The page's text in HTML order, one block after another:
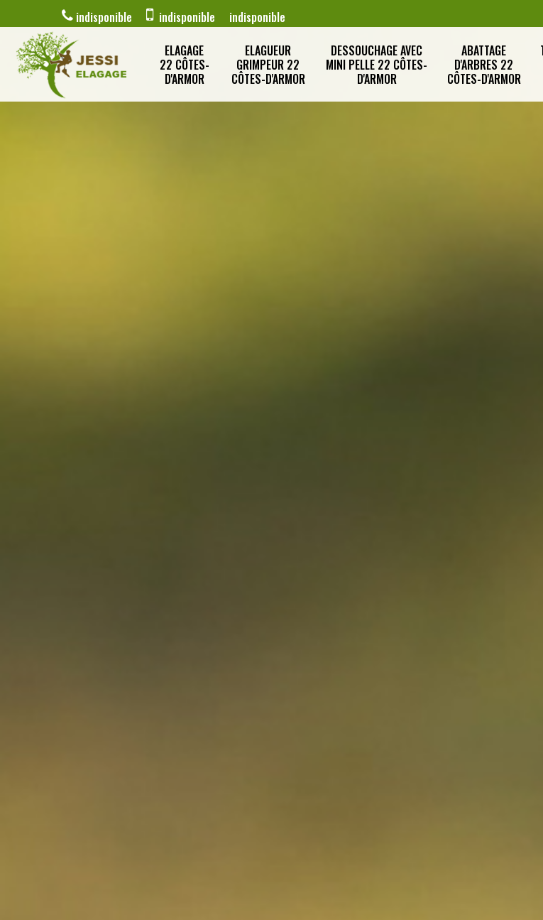
indisponible indisponible indisponible
ELAGAGE
22 CÔTES-
D'ARMOR
ELAGUEUR
GRIMPEUR 22
CÔTES-D'ARMOR
DESSOUCHAGE AVEC
MINI PELLE 22 CÔTES-
D'ARMOR
ABATTAGE
D'ARBRES 22
CÔTES-D'ARMOR